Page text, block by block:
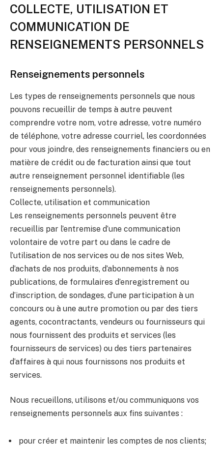
COLLECTE, UTILISATION ET
COMMUNICATION DE
RENSEIGNEMENTS PERSONNELS
Renseignements personnels
Les types de renseignements personnels que nous
pouvons recueillir de temps à autre peuvent
comprendre votre nom, votre adresse, votre numéro
de téléphone, votre adresse courriel, les coordonnées
pour vous joindre, des renseignements financiers ou en
matière de crédit ou de facturation ainsi que tout
autre renseignement personnel identifiable (les
renseignements personnels).
Collecte, utilisation et communication
Les renseignements personnels peuvent être
recueillis par l’entremise d’une communication
volontaire de votre part ou dans le cadre de
l’utilisation de nos services ou de nos sites Web,
d’achats de nos produits, d’abonnements à nos
publications, de formulaires d’enregistrement ou
d’inscription, de sondages, d’une participation à un
concours ou à une autre promotion ou par des tiers
agents, cocontractants, vendeurs ou fournisseurs qui
nous fournissent des produits et services (les
fournisseurs de services) ou des tiers partenaires
d’affaires à qui nous fournissons nos produits et
services.
Nous recueillons, utilisons et/ou communiquons vos
renseignements personnels aux fins suivantes :
pour créer et maintenir les comptes de nos clients;